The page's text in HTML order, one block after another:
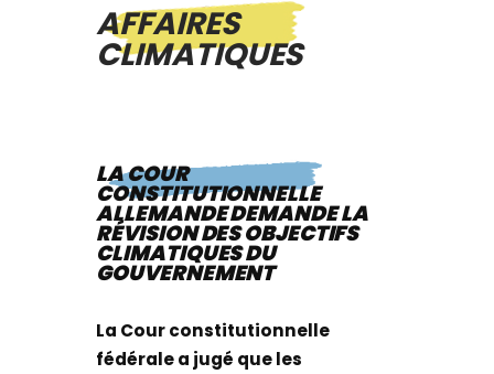
AFFAIRES
CLIMATIQUES
LA COUR
CONSTITUTIONNELLE
ALLEMANDE DEMANDE LA
RÉVISION DES OBJECTIFS
CLIMATIQUES DU
GOUVERNEMENT
La Cour constitutionnelle
fédérale a jugé que les